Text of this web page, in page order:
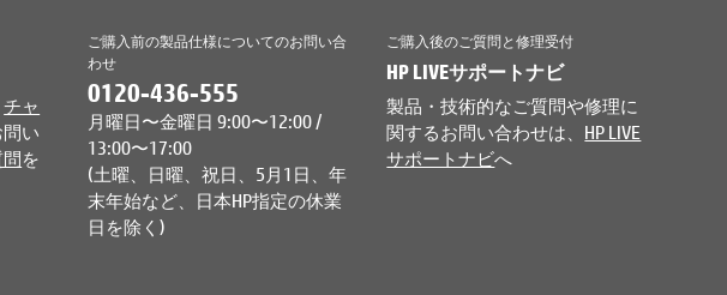
チャ
い
を
ご購入前の製品仕様についてのお問い合
わせ
0120-436-555
月曜日〜金曜日 9:00〜12:00 /
13:00〜17:00
(土曜、日曜、祝日、5月1日、年
末年始など、日本HP指定の休業
日を除く)
ご購入後のご質問と修理受付
HP LIVEサポートナビ
製品・技術的なご質問や修理に
関するお問い合わせは、 HP LIVE
サポートナビへ